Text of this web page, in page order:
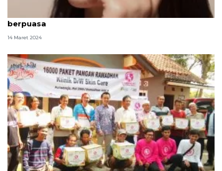
Kiat mendapatkan kulit sehat dan "glowing" saat
berpuasa
14 Maret 2024